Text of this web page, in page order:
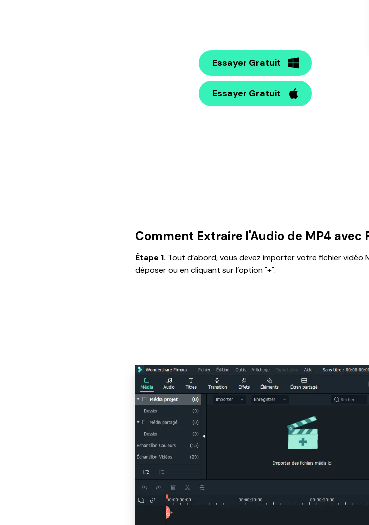
Essayer Gratuit
Essayer Gratuit
Comment Extraire l'Audio de MP4 avec
Étape 1. Tout d’abord, vous devez importer votre fichier vidéo
déposer ou en cliquant sur l’option "+".